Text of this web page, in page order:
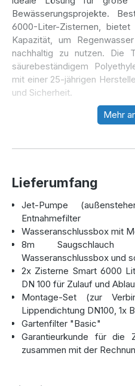
Bewässerungsprojekte.
6000-Liter-Zisternen,
Kapazität, um
nachhaltig zu nutzen. Die
säurebeständigem
mit einer 25-jährigen
und Sicherheit.
verspricht
Mit Abmessungen von
Breite und 2370 mm Länge
kg pro Tank, lässt sich
unterirdisch installieren.
ohne Schweißnähte sorgt
Stabilität – auch bei
der vormontierten DN100-
und Technikleitung ist die
umsetzbar.
Perfekt
Ihre
Mehr
Lieferumfang
Jet-Pumpe
Entnahmefilter
Wasseranschlussbox mit
8m
Wasseranschlussbox und
2x Zisterne Smart 6000
DN 100 für Zulauf und
Montage-Set (zur
Lippendichtung DN100, 1x
Gartenfilter "Basic"
Garantieurkunde für die
zusammen mit der